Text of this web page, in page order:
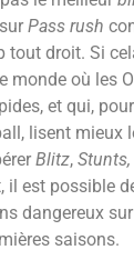
Pass rush
tout droit. Si
monde où les
et qui,
lisent mieux
Blitz,
il est possible
dangereux
saisons.